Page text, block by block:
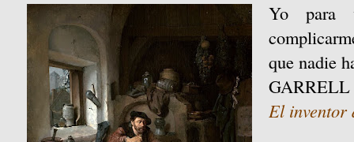
Yo para
que nadie
GARRELL
El inventor